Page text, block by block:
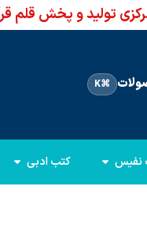
تولید و پخش قلم قرآنی
⌘K
نفیس کتب ادبی